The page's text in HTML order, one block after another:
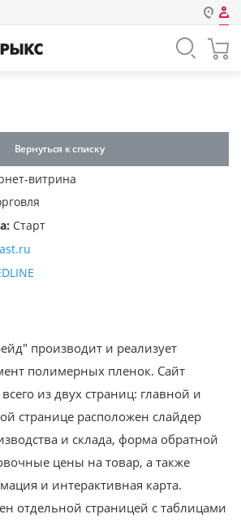
Авторизация
Пароль
Запомнить меня на этом
Забыли свой пароль?
или войдите с помощью
Вернуться к списку
витрина
Старт
производит и реализует
полимерных пленок. Сайт
из двух страниц: главной и
странице расположен слайдер
и склада, форма обратной
цены на товар, а также
и интерактивная карта.
отдельной страницей с таблицами